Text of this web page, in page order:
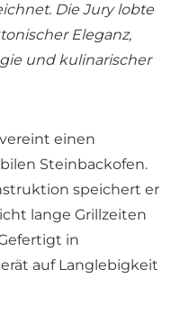
Die Jury lobte
Eleganz,
und kulinarischer
vereint einen
Steinbackofen.
speichert er
lange Grillzeiten
in
auf Langlebigkeit